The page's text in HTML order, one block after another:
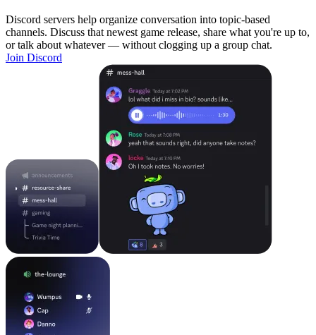
Discord servers help organize conversation into topic-based
channels. Discuss that newest game release, share what you're up to,
or talk about whatever — without clogging up a group chat.
Join Discord